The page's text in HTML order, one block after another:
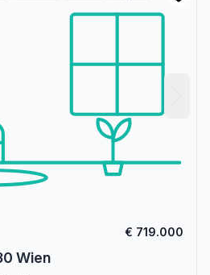
€ 719.000
Wien